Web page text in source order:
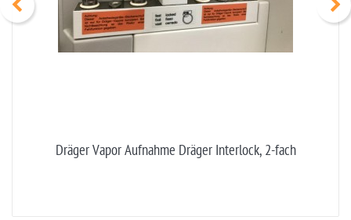
Dräger Vapor Aufnahme Dräger Interlock, 2-fach